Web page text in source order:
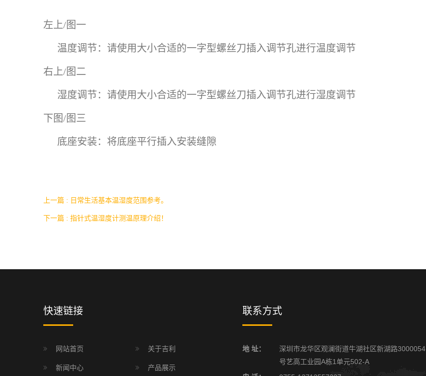
左上/图一
温度调节：请使用大小合适的一字型螺丝刀插入调节孔进行温度调节
右上/图二
湿度调节：请使用大小合适的一字型螺丝刀插入调节孔进行湿度调节
下图/图三
底座安装：将底座平行插入安装缝隙
上一篇 : 日常生活基本温湿度范围参考。
下一篇 : 指针式温湿度计测温原理介绍！
快速链接
网站首页 关于吉利
新闻中心 产品展示
联系方式
地 址：
深圳市龙华区观澜街道牛湖社区新湖路3000054
号艺高工业园A栋1单元502-A